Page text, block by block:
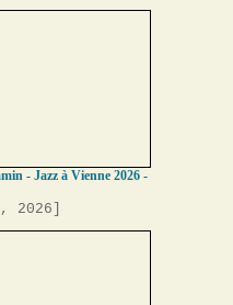
- Jazz à Vienne 2026 -
, 2026]